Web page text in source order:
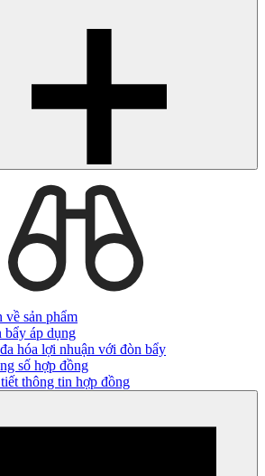
về sản phẩm
áp dụng
hóa lợi nhuận với đòn bẩy
số hợp đồng
thông tin hợp đồng